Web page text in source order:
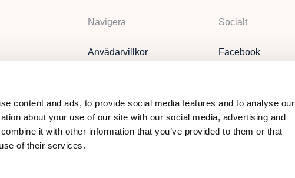
content and ads, to provide social media features and to analyse our
about your use of our site with our social media, advertising and
it with other information that you’ve provided to them or that
of their services.
i Region
Navigera
Anvädarvillkor
Om Oss
Socialt
Facebook